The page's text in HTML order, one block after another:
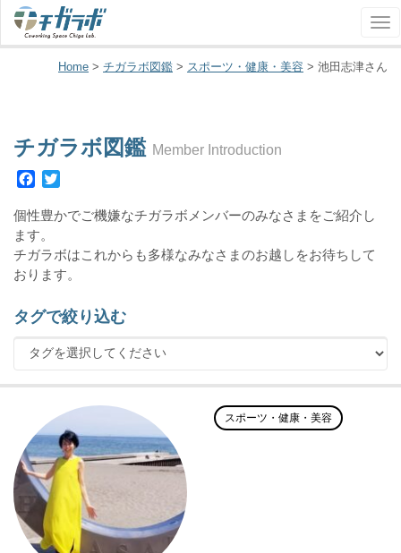
ナ
ビ
ゲ
Home > チガラボ図鑑 > スポーツ・健康・美容 > 池田志津さん
チガラボ図鑑 Member Introduction
Facebook
個性豊かでご機嫌なチガラボメンバーのみなさまをご紹介し
ます。
チガラボはこれからも多様なみなさまのお越しをお待ちして
おります。
タグで絞り込む
スポーツ・健康・美容